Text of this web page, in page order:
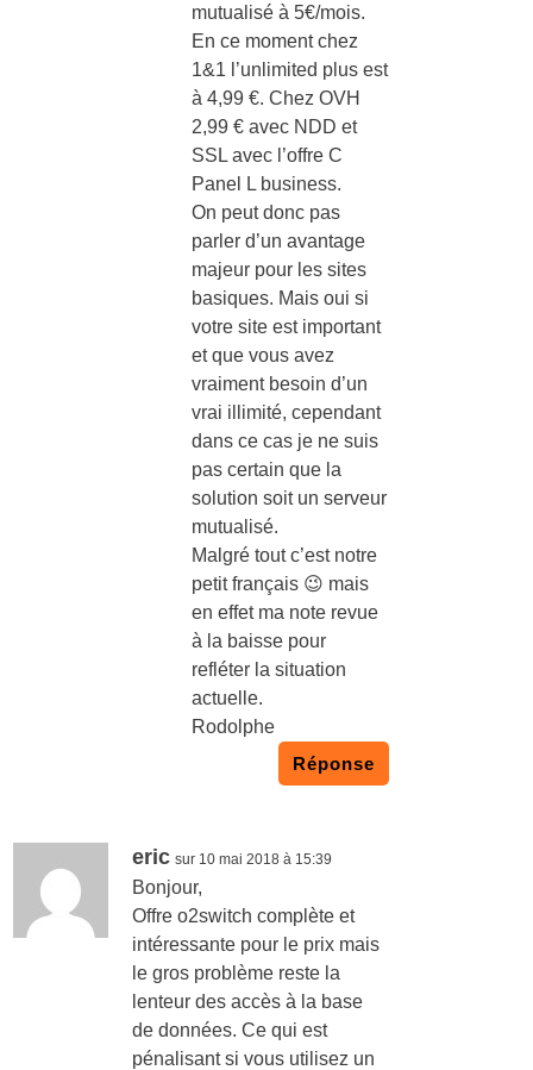
mutualisé à 5€/mois.
En ce moment chez
1&1 l’unlimited plus est
à 4,99 €. Chez OVH
2,99 € avec NDD et
SSL avec l’offre C
Panel L business.
On peut donc pas
parler d’un avantage
majeur pour les sites
basiques. Mais oui si
votre site est important
et que vous avez
vraiment besoin d’un
vrai illimité, cependant
dans ce cas je ne suis
pas certain que la
solution soit un serveur
mutualisé.
Malgré tout c’est notre
petit français 😉 mais
en effet ma note revue
à la baisse pour
refléter la situation
actuelle.
Rodolphe
Réponse
eric sur 10 mai 2018 à 15:39
Bonjour,
Offre o2switch complète et
intéressante pour le prix mais
le gros problème reste la
lenteur des accès à la base
de données. Ce qui est
pénalisant si vous utilisez un